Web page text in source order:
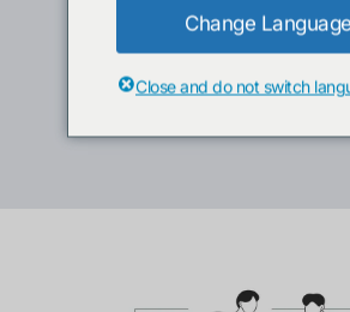
Change Language
Close and do not switch